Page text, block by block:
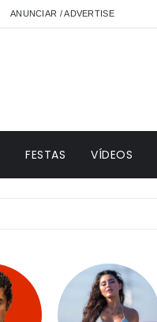
ANUNCIAR / ADVERTISE
FESTAS VÍDEOS